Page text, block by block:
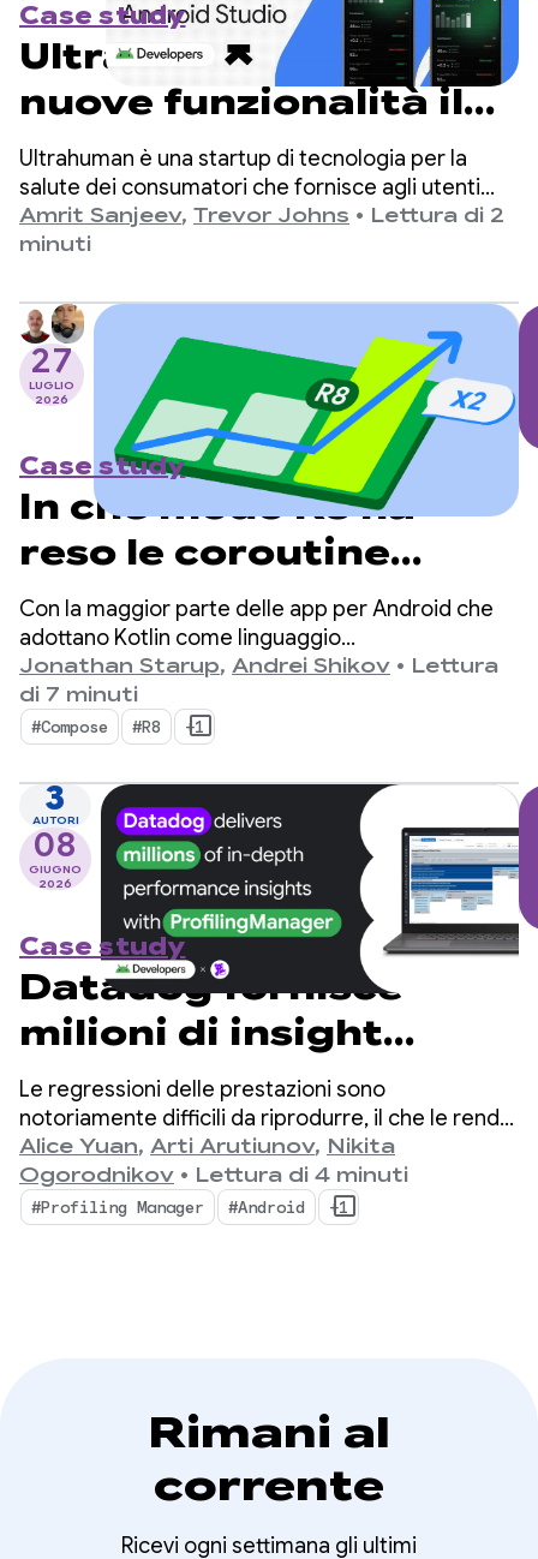
Case study
Ultrahuman lancia
nuove funzionalità il
15% più velocemente
con Gemini in Android
Studio
Ultrahuman è una startup di tecnologia per la
salute dei consumatori che fornisce agli utenti
informazioni quotidiane sul benessere in base ai
dati biometrici dei dispositivi indossabili
monitoraggio continuo del glucosio (CGM).
Amrit Sanjeev, Trevor Johns • Lettura di 2
minuti
27
LUGLIO
2026
Case study
In che modo R8 ha
reso le coroutine
Kotlin su Android due
volte più veloci
Con la maggior parte delle app per Android che
adottano Kotlin come linguaggio
principale, kotlinx.coroutines è diventato uno
standard di fatto per la programmazione
asincrona. La libreria offre un modo ben
progettato e strutturato di gestire i flussi
simultanei nativi di Kotlin.
Jonathan Starup, Andrei Shikov • Lettura
di 7 minuti
#Compose #R8 +1
3
AUTORI
08
GIUGNO
2026
Case study
Datadog fornisce
milioni di insight
approfonditi sul
rendimento con
ProfilingManager
Le regressioni delle prestazioni sono
notoriamente difficili da riprodurre, il che le rende
un enorme collo di bottiglia per gli sviluppatori di
app mobile.
Alice Yuan, Arti Arutiunov, Nikita
Ogorodnikov • Lettura di 4 minuti
#Profiling Manager #Android +1
Rimani al
corrente
Ricevi ogni settimana gli ultimi